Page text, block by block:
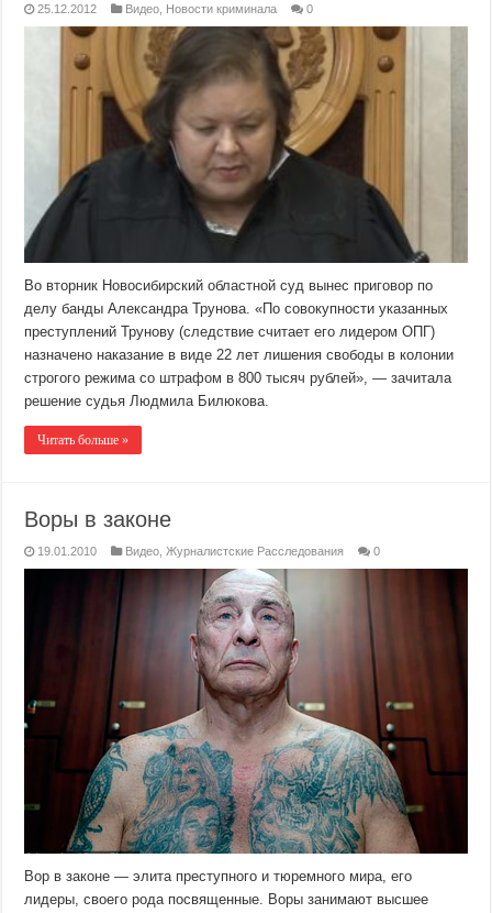
25.12.2012 Видео Новости криминала 0
Во вторник Новосибирский областной суд вынес приговор по
делу банды Александра Трунова. «По совокупности указанных
преступлений Трунову (следствие считает его лидером ОПГ)
назначено наказание в виде 22 лет лишения свободы в колонии
строгого режима со штрафом в 800 тысяч рублей», — зачитала
решение судья Людмила Билюкова.
Читать больше »
Воры в законе
19.01.2010 Видео ,Журналистские Расследования 0
Вор в законе — элита преступного и тюремного мира, его
лидеры, своего рода посвященные. Воры занимают высшее